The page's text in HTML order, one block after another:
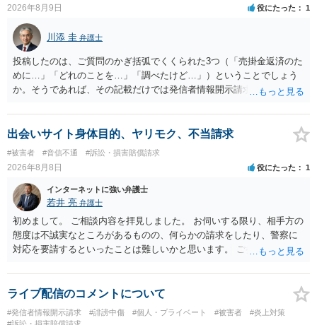
2026年8月9日 役にたった 1
川添 圭 弁護士
投稿したのは、ご質問のかぎ括弧でくくられた3つ（「売掛金返済のた
めに…」「どれのことを…」「調べたけど…」）ということでしょう
か。そうであれば、その記載だけでは発信者情報開示請求が認められ
ただ、「328が名誉毀損、偽計業務妨害、侮辱罪、ストーカー等に関す
る法律違反に該当するといわれ」とのことですので、ご質問に書かれ
ていない何らかの背景事情があれば、回答は180度変わるかもしれませ
ん。公開の場で詳細を投稿することは不適当と思われますので、弁護
士へ直接相談した方がよいでしょう。
出会いサイト身体目的、ヤリモク、不当請求
#被害者 #音信不通 #訴訟・損害賠償請求
2026年8月8日 役にたった 1
インターネットに強い弁護士
若井 亮 弁護士
初めまして。 ご相談内容を拝見しました。 お伺いする限り、相手方の
態度は不誠実なところがあるものの、何らかの請求をしたり、警察に
対応を要請するといったことは難しいかと思います。 ご参考になれば
ライブ配信のコメントについて
#発信者情報開示請求 #誹謗中傷 #個人・プライベート #被害者
#炎上対策
#訴訟・損害賠償請求